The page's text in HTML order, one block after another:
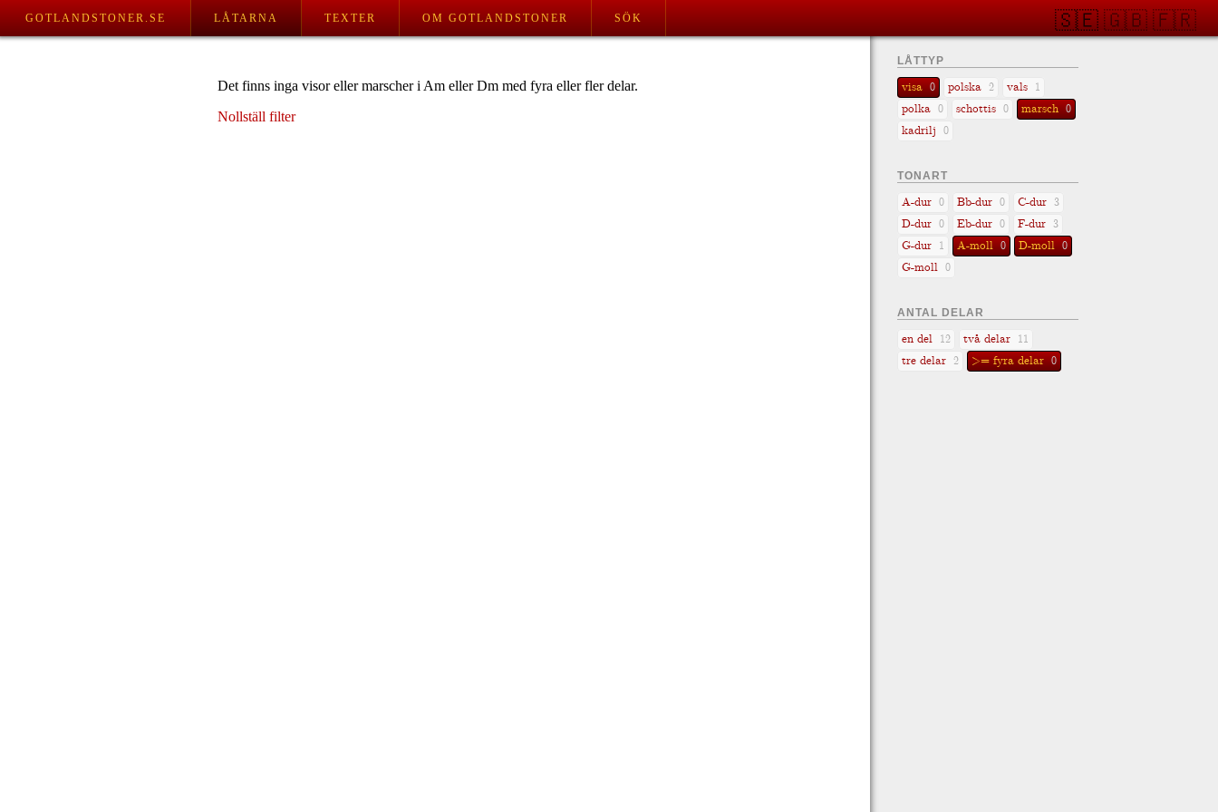
GOTLANDSTONER.SE LÅTARNA TEXTER OM GOTLANDSTONER SÖK 🇸🇪 🇬🇧 🇫🇷
Det finns inga visor eller marscher i Am eller Dm med fyra eller fler delar.
Nollställ filter
LÅTTYP
visa 0 polska 2 vals 1
polka 0 schottis 0 marsch 0
kadrilj 0
TONART
A-dur 0 Bb-dur 0 C-dur 3
D-dur 0 Eb-dur 0 F-dur 3
G-dur 1 A-moll 0 D-moll 0
G-moll 0
ANTAL DELAR
en del 12 två delar 11
tre delar 2 >= fyra delar 0